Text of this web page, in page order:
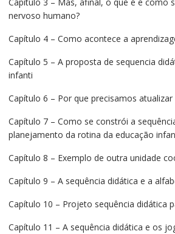
Capítulo 3 – Mas, afinal, o que é e como
nervoso humano?
Capítulo 4 – Como acontece a
Capítulo 5 – A proposta de sequencia
infanti
Capítulo 6 – Por que precisamos atualizar
Capítulo 7 – Como se constrói a
planejamento da rotina da educação
Capítulo 8 – Exemplo de outra unidade
Capítulo 9 – A sequência didática e a
Capítulo 10 – Projeto sequência didática
Capítulo 11 – A sequência didática e os